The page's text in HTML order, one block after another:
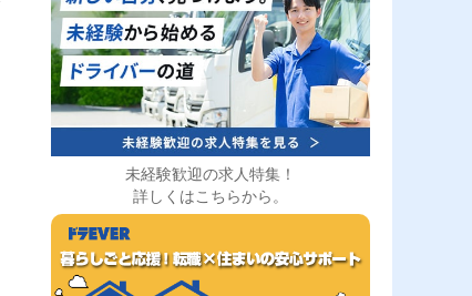
未経験歓迎の求人特集！
詳しくはこちらから。